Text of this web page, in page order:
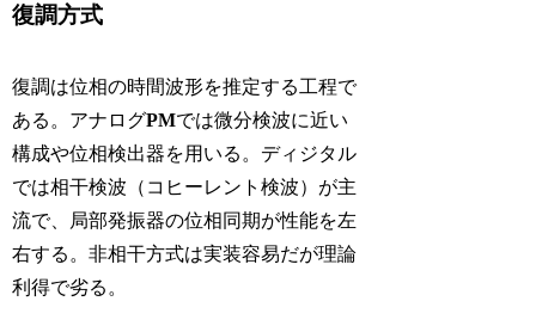
復調方式
復調は位相の時間波形を推定する工程で
ある。アナログPMでは微分検波に近い
構成や位相検出器を用いる。ディジタル
では相干検波（コヒーレント検波）が主
流で、局部発振器の位相同期が性能を左
右する。非相干方式は実装容易だが理論
利得で劣る。